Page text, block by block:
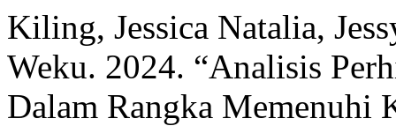
Kiling, Jessica Natalia,
Weku. 2024. “Analisis
Dalam Rangka Memenuhi